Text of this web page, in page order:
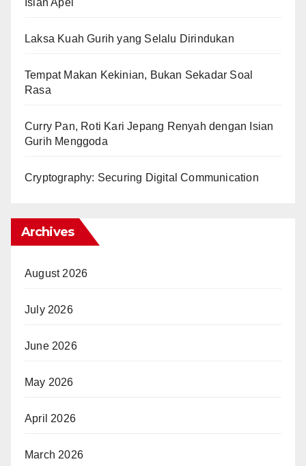
Isian Apel
Laksa Kuah Gurih yang Selalu Dirindukan
Tempat Makan Kekinian, Bukan Sekadar Soal
Rasa
Curry Pan, Roti Kari Jepang Renyah dengan Isian
Gurih Menggoda
Cryptography: Securing Digital Communication
Archives
August 2026
July 2026
June 2026
May 2026
April 2026
March 2026